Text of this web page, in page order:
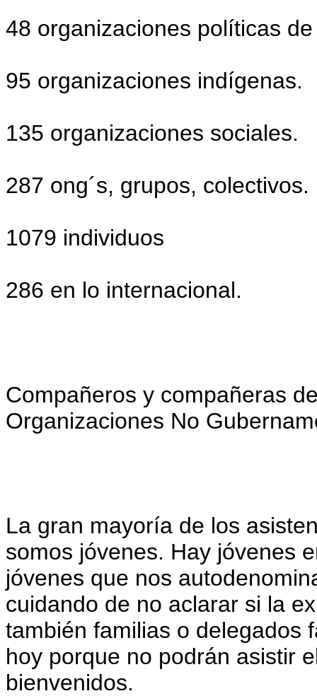
48 organizaciones políticas
95 organizaciones indígenas.
135 organizaciones sociales.
287 ong´s, grupos, colectivos.
1079 individuos
286 en lo internacional.
Compañeros y compañeras
Organizaciones No
La gran mayoría de los
somos jóvenes. Hay jóvenes
jóvenes que nos
cuidando de no aclarar si la
también familias o delegados
hoy porque no podrán asistir
bienvenidos.